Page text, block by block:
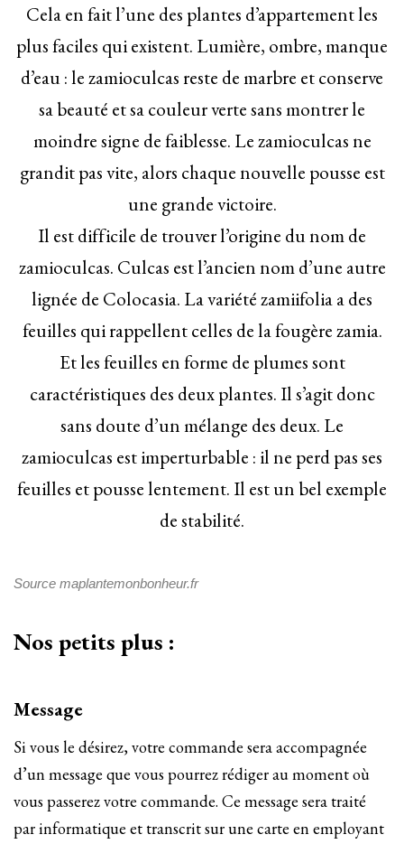
Cela en fait l’une des plantes d’appartement les
plus faciles qui existent. Lumière, ombre, manque
d’eau : le zamioculcas reste de marbre et conserve
sa beauté et sa couleur verte sans montrer le
moindre signe de faiblesse. Le zamioculcas ne
grandit pas vite, alors chaque nouvelle pousse est
une grande victoire.
Il est difficile de trouver l’origine du nom de
zamioculcas. Culcas est l’ancien nom d’une autre
lignée de Colocasia. La variété zamiifolia a des
feuilles qui rappellent celles de la fougère zamia.
Et les feuilles en forme de plumes sont
caractéristiques des deux plantes. Il s’agit donc
sans doute d’un mélange des deux. Le
zamioculcas est imperturbable : il ne perd pas ses
feuilles et pousse lentement. Il est un bel exemple
de stabilité.
Source maplantemonbonheur.fr
Nos petits plus :
Message
Si vous le désirez, votre commande sera accompagnée
d’un message que vous pourrez rédiger au moment où
vous passerez votre commande. Ce message sera traité
par informatique et transcrit sur une carte en employant